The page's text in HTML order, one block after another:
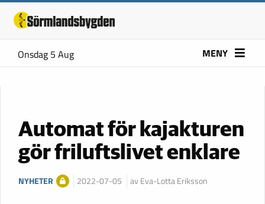
Onsdag 5 Aug MENY
Automat för kajakturen
gör friluftslivet enklare
NYHETER 2022-07-05 av Eva-Lotta Eriksson